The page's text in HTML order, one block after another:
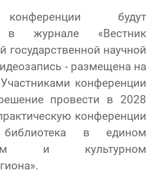
будут
в журнале «Вестник
государственной научной
‑ размещена на
конференции
провести в 2028
конференции
библиотека в едином
и культурном